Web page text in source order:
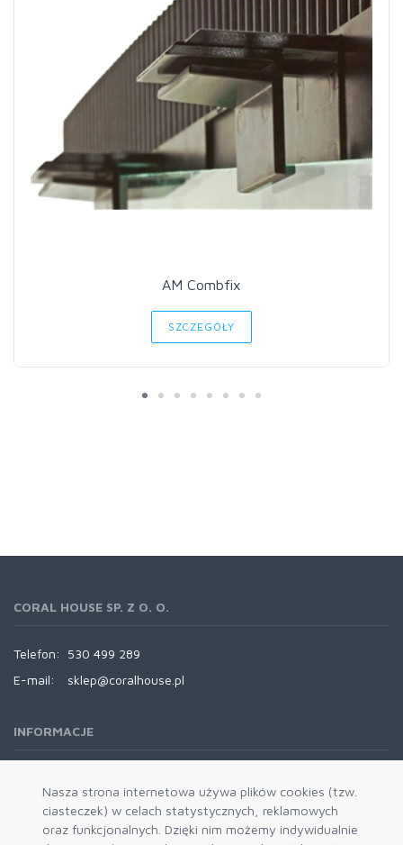
Nasza strona internetowa używa plików cookies (tzw.
ciasteczek) w celach statystycznych, reklamowych
oraz funkcjonalnych. Dzięki nim możemy indywidualnie
AM Combfix
SZCZEGÓŁY
CORAL HOUSE SP. Z O. O.
Telefon:
530 499 289
E-mail:
sklep@coralhouse.pl
INFORMACJE